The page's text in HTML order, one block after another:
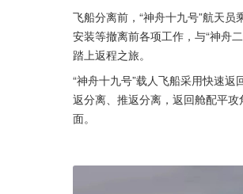
飞船分离前，“神舟十九号”航天
安装等撤离前各项工作，与“神舟
踏上返程之旅。
“神舟十九号”载人飞船采用快速
返分离、推返分离，返回舱配平
面。